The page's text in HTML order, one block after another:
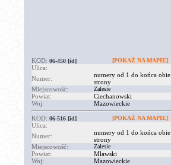
KOD: 06-450 [id] [POKAŻ NA MAPIE]
Ulica:
Numer:
numery od 1 do końca obie
strony
Miejscowość:
Zalesie
Powiat:
Ciechanowski
Woj:
Mazowieckie
KOD: 06-516 [id] [POKAŻ NA MAPIE]
Ulica:
Numer:
numery od 1 do końca obie
strony
Miejscowość:
Zalesie
Powiat:
Mławski
Woj:
Mazowieckie